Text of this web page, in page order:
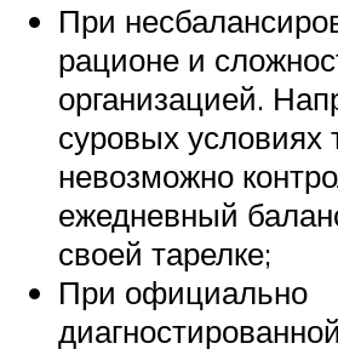
При
рационе и
организацией.
суровых условиях
невозможно
ежедневный
своей тарелке;
При официально